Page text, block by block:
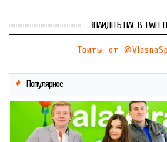
ЗНАЙДІТЬ НАС В
Твиты от
Популярное